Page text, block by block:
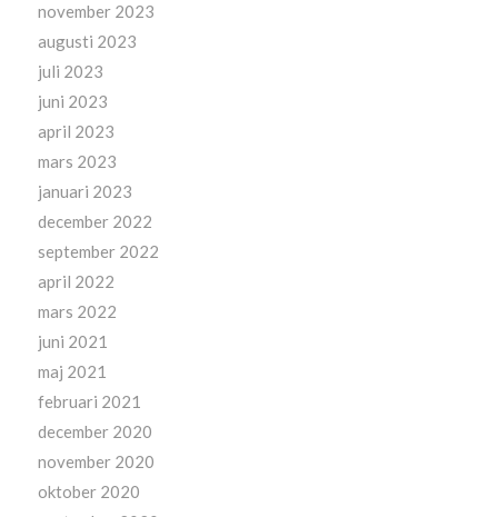
november 2023
augusti 2023
juli 2023
juni 2023
april 2023
mars 2023
januari 2023
december 2022
september 2022
april 2022
mars 2022
juni 2021
maj 2021
februari 2021
december 2020
november 2020
oktober 2020